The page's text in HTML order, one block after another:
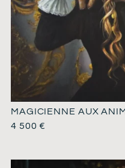
MAGICIENNE AUX
4 500€